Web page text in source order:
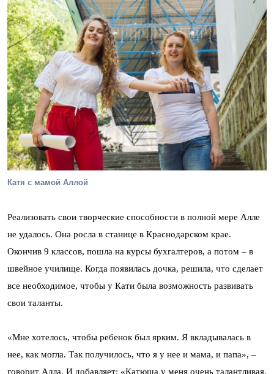
Катя с мамой Аллой
Реализовать свои творческие способности в полной мере Алле
не удалось. Она росла в станице в Краснодарском крае.
Окончив 9 классов, пошла на курсы бухгалтеров, а потом – в
швейное училище. Когда появилась дочка, решила, что сделает
все необходимое, чтобы у Кати была возможность развивать
свои таланты.
«Мне хотелось, чтобы ребенок был ярким. Я вкладывалась в
нее, как могла. Так получилось, что я у нее и мама, и папа», –
говорит Алла. И добавляет: «Катюша у меня очень талантливая.